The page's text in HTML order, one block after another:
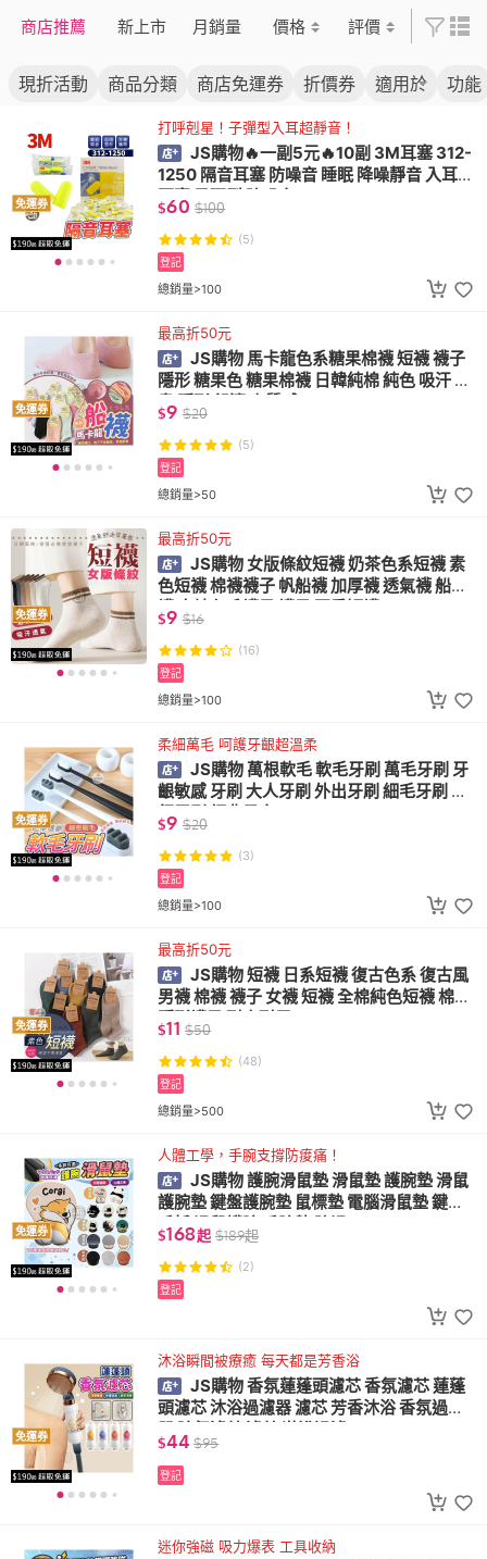
心 水管
商店推薦 新上市 月銷量 價格 評價
現折活動 商品分類 商店免運券 折價券 適用於 功能
免運券
打呼剋星！子彈型入耳超靜音！
JS購物🔥一副5元🔥10副 3M耳塞 312-
1250 隔音耳塞 防噪音 睡眠 降噪靜音 入耳式
耳塞 子彈型 防噪音
$60 $100
(5)
總銷量>100
登記
免運券
最高折50元
JS購物 馬卡龍色系糖果棉襪 短襪 襪子
隱形 糖果色 糖果棉襪 日韓純棉 純色 吸汗 防
臭 隱形 舒適 高質感
$9 $20
(5)
總銷量>50
登記
免運券
最高折50元
JS購物 女版條紋短襪 奶茶色系短襪 素
色短襪 棉襪襪子 帆船襪 加厚襪 透氣襪 船型
襪 大地色系襪子 襪子 夏季短襪
$9 $16
(16)
總銷量>100
登記
免運券
柔細萬毛 呵護牙齦超溫柔
JS購物 萬根軟毛 軟毛牙刷 萬毛牙刷 牙
齦敏感 牙刷 大人牙刷 外出牙刷 細毛牙刷 旅
行牙刷 經典黑白
$9 $20
(3)
總銷量>100
登記
免運券
最高折50元
JS購物 短襪 日系短襪 復古色系 復古風
男襪 棉襪 襪子 女襪 短襪 全棉純色短襪 棉質
隱形襪子 耐穿耐用
$11 $50
(48)
總銷量>500
登記
免運券
人體工學，手腕支撐防痠痛！
JS購物 護腕滑鼠墊 滑鼠墊 護腕墊 滑鼠
護腕墊 鍵盤護腕墊 鼠標墊 電腦滑鼠墊 鍵盤
手托 滑鼠護腕 手腕墊 防滑
$168起 $189起
(2)
登記
免運券
沐浴瞬間被療癒 每天都是芳香浴
JS購物 香氛蓮蓬頭濾芯 香氛濾芯 蓮蓬
頭濾芯 沐浴過濾器 濾芯 芳香沐浴 香氛過濾
器 除氯濾芯 濾芯 淋浴過濾
$44 $95
登記
迷你強磁 吸力爆表 工具收納